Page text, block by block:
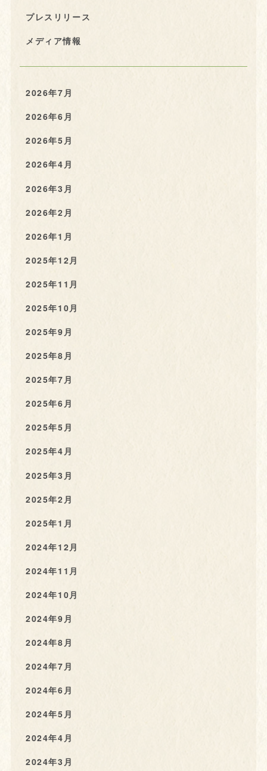
プレスリリース
メディア情報
2026年7月
2026年6月
2026年5月
2026年4月
2026年3月
2026年2月
2026年1月
2025年12月
2025年11月
2025年10月
2025年9月
2025年8月
2025年7月
2025年6月
2025年5月
2025年4月
2025年3月
2025年2月
2025年1月
2024年12月
2024年11月
2024年10月
2024年9月
2024年8月
2024年7月
2024年6月
2024年5月
2024年4月
2024年3月